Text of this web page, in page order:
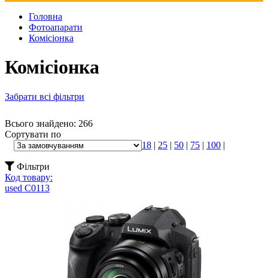
Головна
Фотоапарати
Комісіонка
Комісіонка
Забрати всі фільтри
Всього знайдено: 266
Сортувати по
18 | 25 | 50 | 75 | 100 |
Фільтри
Код товару:
used C0113